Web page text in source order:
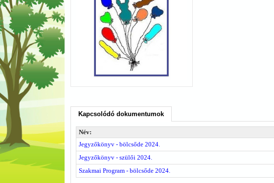
Kapcsolódó dokumentumok
Név:
Jegyzőkönyv - bölcsőde 2024.
Jegyzőkönyv - szülői 2024.
Szakmai Program - bölcsőde 2024.